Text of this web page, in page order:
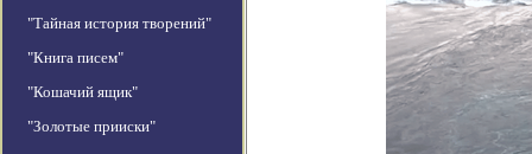
"Тайная история творений"
"Книга писем"
"Кошачий ящик"
"Золотые прииски"